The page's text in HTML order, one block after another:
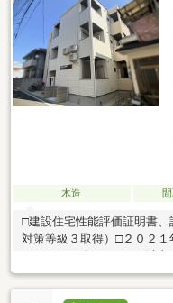
木造
□建設住宅性能評価証明書
対策等級３取得）□２０２
駅へ徒歩約９分□阪神本線
奈良」「神戸三宮」へアク